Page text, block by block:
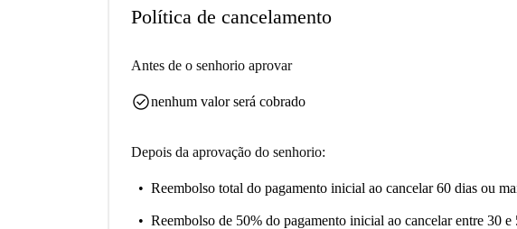
Política de cancelamento
Antes de o senhorio aprovar
check_circlenenhum valor será cobrado
Depois da aprovação do senhorio:
Reembolso total do pagamento inicial ao cancelar 60 dias ou
Reembolso de 50% do pagamento inicial ao cancelar entre 30